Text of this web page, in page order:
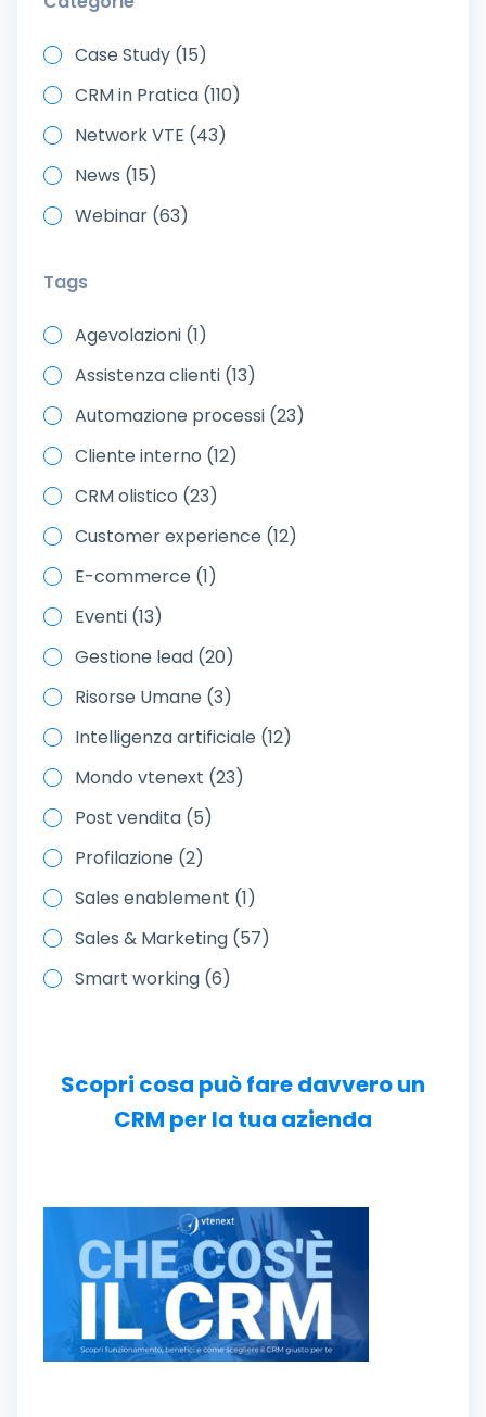
Case Study (15)
CRM in Pratica (110)
Network VTE (43)
News (15)
Webinar (63)
Tags
Agevolazioni (1)
Assistenza clienti (13)
Automazione processi (23)
Cliente interno (12)
CRM olistico (23)
Customer experience (12)
E-commerce (1)
Eventi (13)
Gestione lead (20)
Risorse Umane (3)
Intelligenza artificiale (12)
Mondo vtenext (23)
Post vendita (5)
Profilazione (2)
Sales enablement (1)
Sales & Marketing (57)
Smart working (6)
Scopri cosa può fare davvero un
CRM per la tua azienda